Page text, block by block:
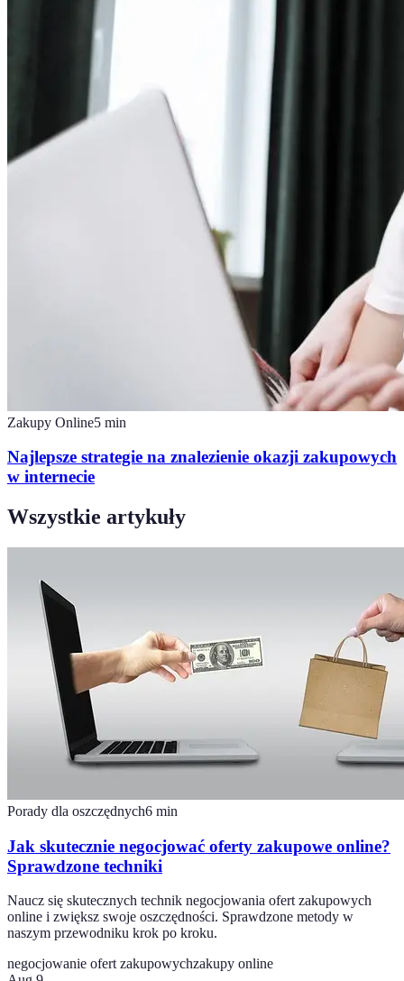
Zakupy Online5 min
Najlepsze strategie na znalezienie okazji zakupowych
w internecie
Wszystkie artykuły
Porady dla oszczędnych6 min
Jak skutecznie negocjować oferty zakupowe online?
Sprawdzone techniki
Naucz się skutecznych technik negocjowania ofert zakupowych
online i zwiększ swoje oszczędności. Sprawdzone metody w
naszym przewodniku krok po kroku.
negocjowanie ofert zakupowychzakupy online